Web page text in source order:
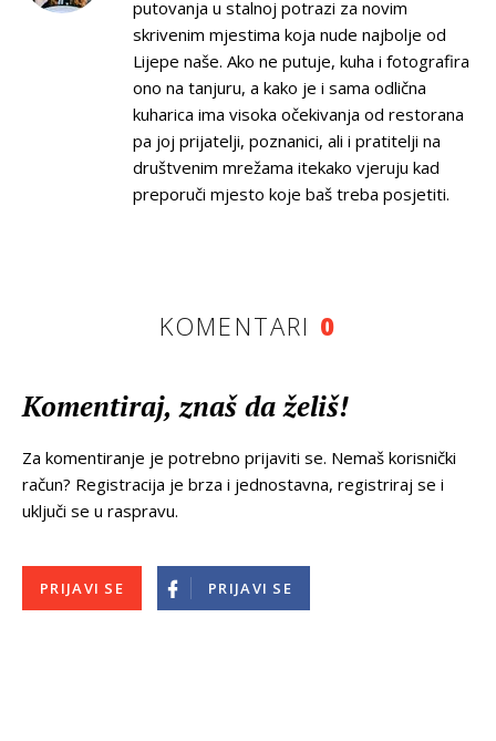
putovanja u stalnoj potrazi za novim
skrivenim mjestima koja nude najbolje od
Lijepe naše. Ako ne putuje, kuha i fotografira
ono na tanjuru, a kako je i sama odlična
kuharica ima visoka očekivanja od restorana
pa joj prijatelji, poznanici, ali i pratitelji na
društvenim mrežama itekako vjeruju kad
preporuči mjesto koje baš treba posjetiti.
KOMENTARI 0
Komentiraj, znaš da želiš!
Za komentiranje je potrebno prijaviti se. Nemaš korisnički
račun? Registracija je brza i jednostavna, registriraj se i
uključi se u raspravu.
PRIJAVI SE PRIJAVI SE